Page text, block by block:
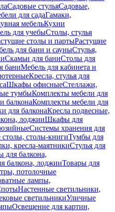
Садовые стульяСадовые,
для садаГамаки,
мебельКухни
для учебыСтолы, стулья
столы и партыРастущие
для бани и сауныСтулья,
Скамьи для баниСтолы для
баниМебель для кабинета и
Кресла, стулья для
Шкафы офисныеСтеллажи,
тумбыКомплекты мебели для
балконаКомплекты мебели для
для балконаКресла подвесные,
лоджииШкафы для
Системы хранения для
столы-книгиТумбы для
кресла-маятникиСтулья для
для балкона,
балкона, лоджииТовары для
потолочные
лампы,
Настенные светильники,
светильникиУличные
Освещение для картин,